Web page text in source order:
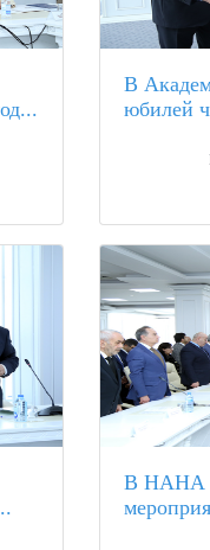
В
юбилей
В НАНА